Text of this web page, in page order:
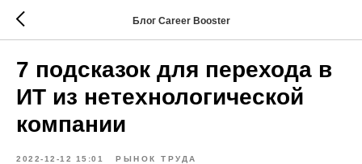
Блог Career Booster
7 подсказок для перехода в
ИТ из нетехнологической
компании
2022-12-12 15:01 РЫНОК ТРУДА